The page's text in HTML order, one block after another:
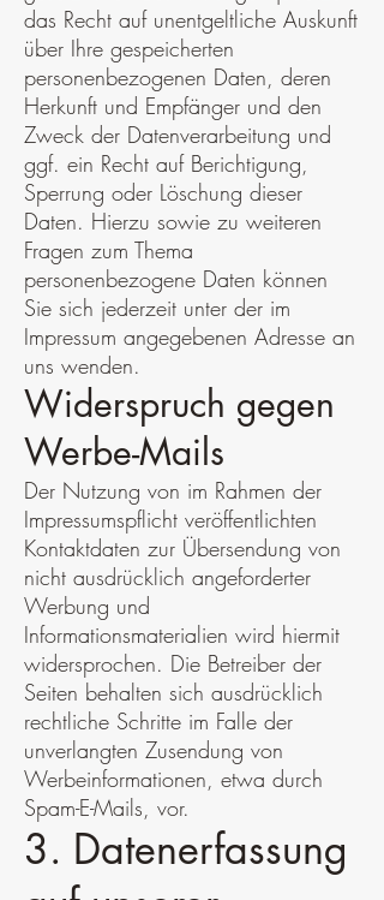
das Recht auf unentgeltliche Auskunft
über Ihre gespeicherten
personenbezogenen Daten, deren
Herkunft und Empfänger und den
Zweck der Datenverarbeitung und
ggf. ein Recht auf Berichtigung,
Sperrung oder Löschung dieser
Daten. Hierzu sowie zu weiteren
Fragen zum Thema
personenbezogene Daten können
Sie sich jederzeit unter der im
Impressum angegebenen Adresse an
uns wenden.
Widerspruch gegen
Werbe-Mails
Der Nutzung von im Rahmen der
Impressumspflicht veröffentlichten
Kontaktdaten zur Übersendung von
nicht ausdrücklich angeforderter
Werbung und
Informationsmaterialien wird hiermit
widersprochen. Die Betreiber der
Seiten behalten sich ausdrücklich
rechtliche Schritte im Falle der
unverlangten Zusendung von
Werbeinformationen, etwa durch
Spam-E-Mails, vor.
3. Datenerfassung